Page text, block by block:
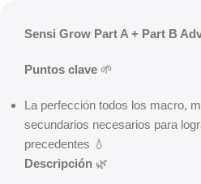
Sensi Grow Part A + Part B
Puntos clave 🌱
La perfección todos los macro,
secundarios necesarios para
precedentes 💧
Descripción 🌿